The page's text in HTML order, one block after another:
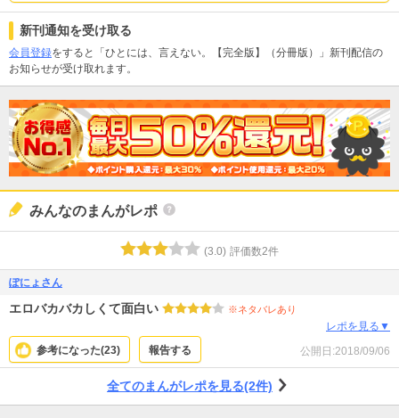
新刊通知を受け取る
会員登録をすると「ひとには、言えない。【完全版】（分冊版）」新刊配信の
お知らせが受け取れます。
みんなのまんがレポ
(3.0) 評価数2件
ぽにょさん
エロバカバカしくて面白い ※ネタバレあり
レポを見る▼
参考になった(23) 報告する 公開日:2018/09/06
全てのまんがレポを見る(2件)